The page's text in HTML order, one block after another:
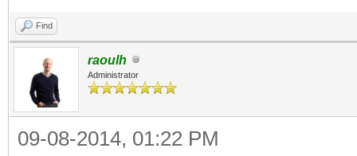
Find
raoulh
Administrator
09-08-2014, 01:22 PM